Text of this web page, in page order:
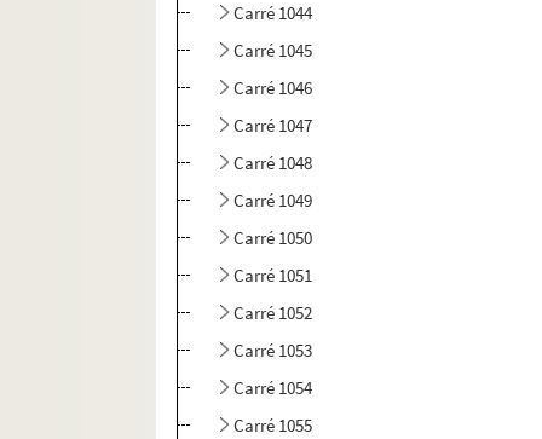
Carré 1044
Carré 1045
Carré 1046
Carré 1047
Carré 1048
Carré 1049
Carré 1050
Carré 1051
Carré 1052
Carré 1053
Carré 1054
Carré 1055